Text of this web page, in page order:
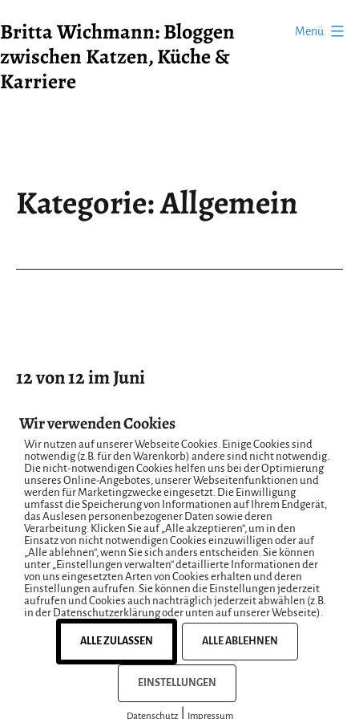
Inhalt
springen
Britta Wichmann: Bloggen
zwischen Katzen, Küche &
Karriere
Menü
Kategorie:Allgemein
12 von 12 im Juni
Im Mai habe ich ja leider den 12ten verpeilt. So habe ich mir
aber für den Juni einen Knoten ins Taschentuch gemacht
und bin wieder mit 12 von 12 dabei. Den Beitrag verlinke ich
mit…
Veröffentlicht
am
12. Juni 2026
Kategorisiert
als
Allgemein
Wir verwenden Cookies
Wir nutzen auf unserer Webseite Cookies. Einige Cookies sind
notwendig (z.B. für den Warenkorb) andere sind nicht notwendig.
Die nicht-notwendigen Cookies helfen uns bei der Optimierung
unseres Online-Angebotes, unserer Webseitenfunktionen und
werden für Marketingzwecke eingesetzt. Die Einwilligung
umfasst die Speicherung von Informationen auf Ihrem Endgerät,
das Auslesen personenbezogener Daten sowie deren
Verarbeitung. Klicken Sie auf „Alle akzeptieren“, um in den
Einsatz von nicht notwendigen Cookies einzuwilligen oder auf
„Alle ablehnen“, wenn Sie sich anders entscheiden. Sie können
unter „Einstellungen verwalten“ detaillierte Informationen der
von uns eingesetzten Arten von Cookies erhalten und deren
Einstellungen aufrufen. Sie können die Einstellungen jederzeit
aufrufen und Cookies auch nachträglich jederzeit abwählen (z.B.
in der Datenschutzerklärung oder unten auf unserer Webseite).
ALLE ZULASSEN ALLE ABLEHNEN
EINSTELLUNGEN
Datenschutz| Impressum